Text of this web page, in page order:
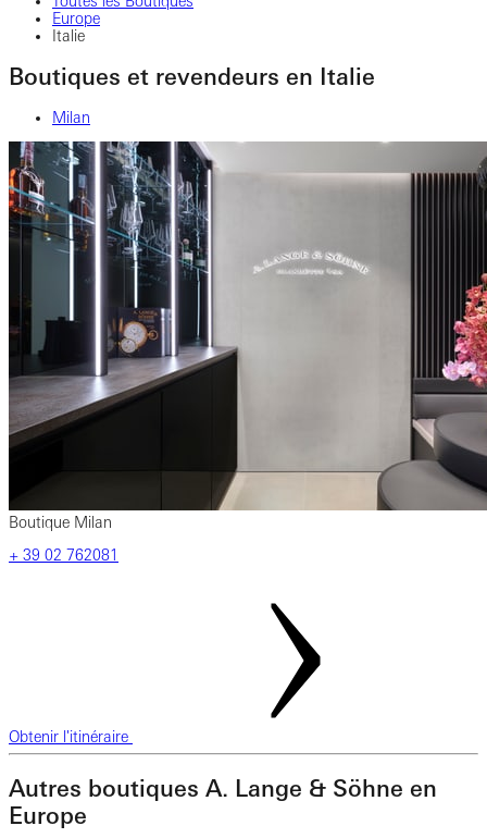
Europe
Italie
Boutiques et revendeurs en Italie
Milan
Boutique Milan
‎+ 39 02 762081
Obtenir l'itinéraire
Autres boutiques A. Lange & Söhne en
Europe